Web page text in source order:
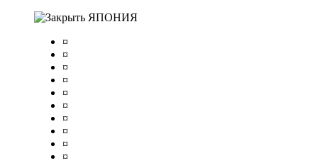
ЯПОНИЯ
¤
¤
¤
¤
¤
¤
¤
¤
¤
¤